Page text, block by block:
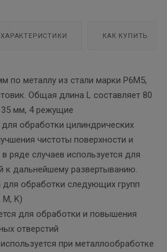
ХАРАКТЕРИСТИКИ КАК КУПИТЬ
по металлу из стали марки Р6М5,
Общая длина L составляет 80
мм, 4 режущие
обработки цилиндрических
чистоты поверхности и
ряде случаев используется для
к дальнейшему развертыванию.
для обработки следующих групп
M, K)
для обработки и повышения
отверстий
при металлообработке